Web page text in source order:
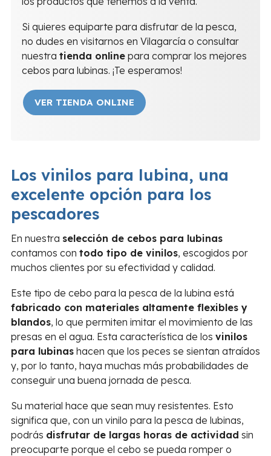
Si quieres equiparte para disfrutar de la pesca,
no dudes en visitarnos en Vilagarcía o consultar
nuestra tienda online para comprar los mejores
cebos para lubinas. ¡Te esperamos!
VER TIENDA ONLINE
Los vinilos para lubina, una
excelente opción para los
pescadores
En nuestra selección de cebos para lubinas
contamos con todo tipo de vinilos, escogidos por
muchos clientes por su efectividad y calidad.
Este tipo de cebo para la pesca de la lubina está
fabricado con materiales altamente flexibles y
blandos, lo que permiten imitar el movimiento de las
presas en el agua. Esta característica de los vinilos
para lubinas hacen que los peces se sientan atraídos
y, por lo tanto, haya muchas más probabilidades de
conseguir una buena jornada de pesca.
Su material hace que sean muy resistentes. Esto
significa que, con un vinilo para la pesca de lubinas,
podrás disfrutar de largas horas de actividad sin
preocuparte porque el cebo se pueda romper o